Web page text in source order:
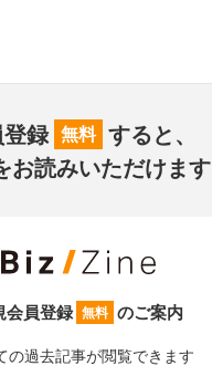
録 無料 すると、
お読みいただけます
会員登録 無料 のご案内
の過去記事が閲覧できます